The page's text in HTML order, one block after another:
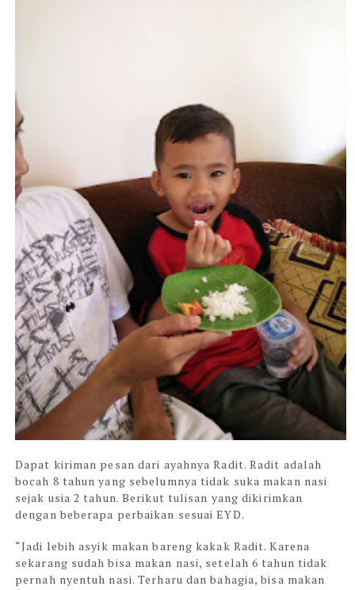
Dapat kiriman pesan dari ayahnya Radit. Radit adalah
bocah 8 tahun yang sebelumnya tidak suka makan nasi
sejak usia 2 tahun. Berikut tulisan yang dikirimkan
dengan beberapa perbaikan sesuai EYD.
“Jadi lebih asyik makan bareng kakak Radit. Karena
sekarang sudah bisa makan nasi, setelah 6 tahun tidak
pernah nyentuh nasi. Terharu dan bahagia, bisa makan